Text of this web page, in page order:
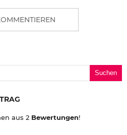
aus 2 Bewertungen!